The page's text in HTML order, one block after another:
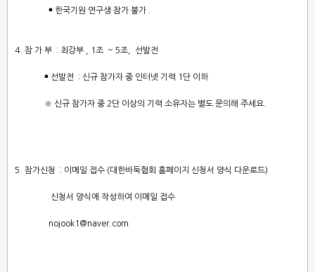
￭ 한국기원 연구생 참가 불가
4. 참 가 부 : 최강부 , 1 조 ~ 5조 선발전
￭ 선발전 : 신규 참가자 중 인터넷 기력 1 단 이하
※ 신규 참가자 중 2단 이상의 기력 소유자는 별도 문의해 주세요
5. 참가신청 : 이메일 접수 (대한바둑협회 홈페이지 신청서 양식 다운로드)
신청서 양식에 작성하여 이메일 접수
nojook1@naver.com